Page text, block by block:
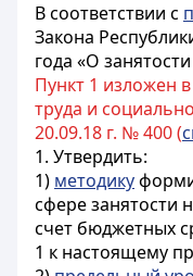
В соответствии с
Закона
года «О
Пункт 1 изложен
труда и
20.09.18 г. № 400 (
1. Утвердить:
1) методику
сфере занятости
счет бюджетных
1 к настоящему